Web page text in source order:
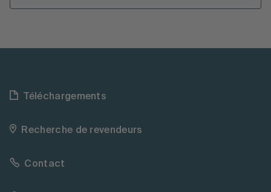
Téléchargements
Recherche de revendeurs
Contact